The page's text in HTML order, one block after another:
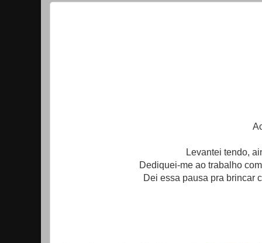
Levantei tendo,
Dediquei-me ao trabalho
Dei essa pausa pra brincar